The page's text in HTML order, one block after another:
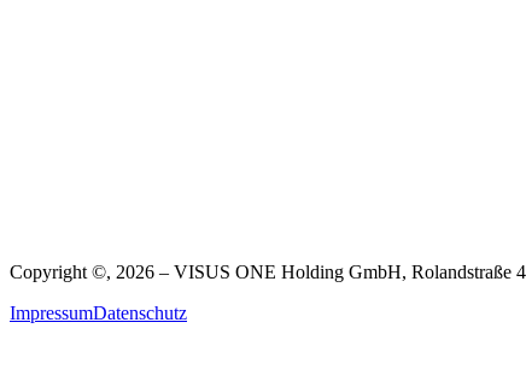
Copyright ©, 2026 – VISUS ONE Holding GmbH, Rolandstraße
ImpressumDatenschutz